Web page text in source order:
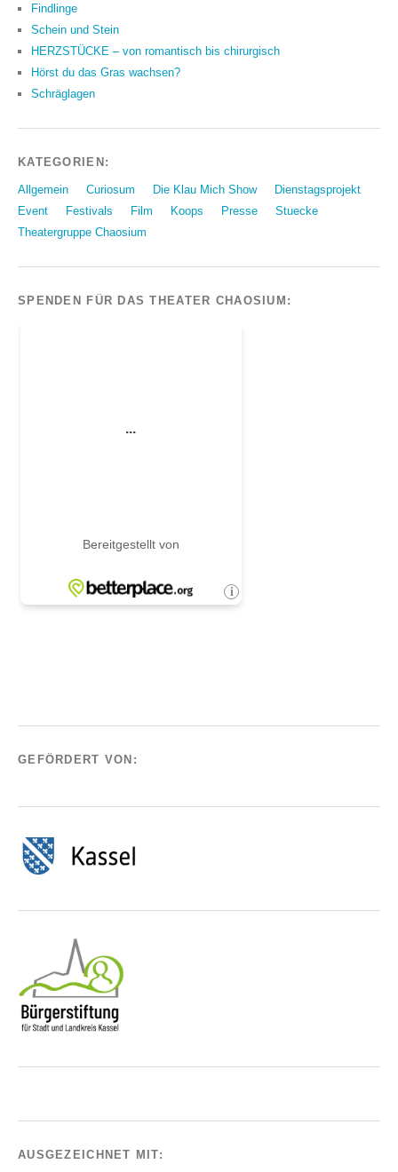
Findlinge
Schein und Stein
HERZSTÜCKE – von romantisch bis chirurgisch
Hörst du das Gras wachsen?
Schräglagen
KATEGORIEN:
Allgemein Curiosum Die Klau Mich Show
Dienstagsprojekt
Event
Festivals Film Koops Presse
Stuecke
Theatergruppe Chaosium
SPENDEN FÜR DAS THEATER CHAOSIUM:
GEFÖRDERT VON:
AUSGEZEICHNET MIT: